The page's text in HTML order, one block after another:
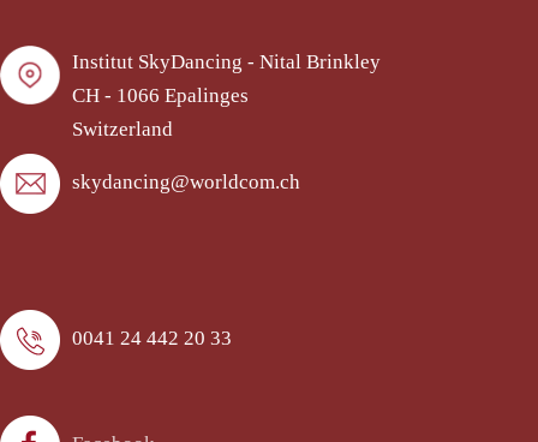
Institut SkyDancing - Nital Brinkley
CH - 1066 Epalinges
Switzerland
skydancing@worldcom.ch
0041 24 442 20 33